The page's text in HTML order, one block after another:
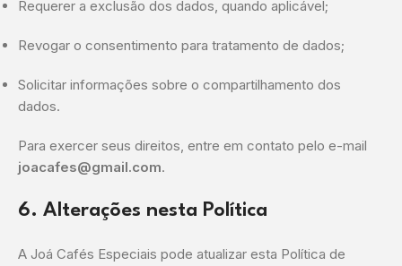
Requerer a exclusão dos dados, quando aplicável;
Revogar o consentimento para tratamento de dados;
Solicitar informações sobre o compartilhamento dos
dados.
Para exercer seus direitos, entre em contato pelo e-mail
joacafes@gmail.com.
6. Alterações nesta Política
A Joá Cafés Especiais pode atualizar esta Política de